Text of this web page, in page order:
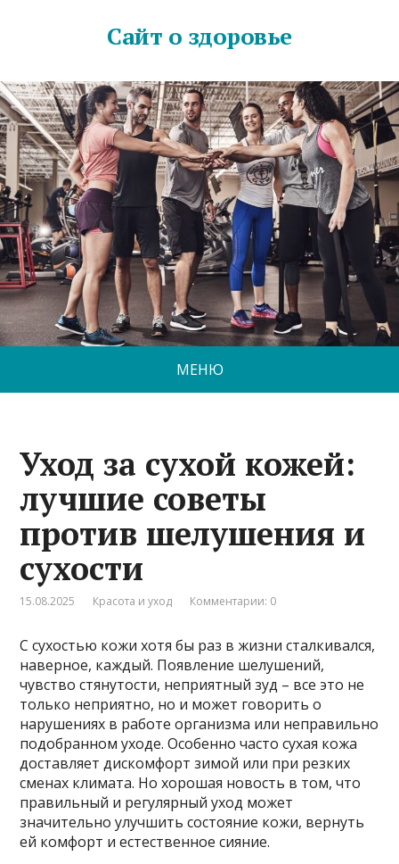
Сайт о здоровье
МЕНЮ
Уход за сухой кожей:
лучшие советы
против шелушения и
сухости
15.08.2025 Красота и уход Комментарии: 0
С сухостью кожи хотя бы раз в жизни сталкивался,
наверное, каждый. Появление шелушений,
чувство стянутости, неприятный зуд – все это не
только неприятно, но и может говорить о
нарушениях в работе организма или неправильно
подобранном уходе. Особенно часто сухая кожа
доставляет дискомфорт зимой или при резких
сменах климата. Но хорошая новость в том, что
правильный и регулярный уход может
значительно улучшить состояние кожи, вернуть
ей комфорт и естественное сияние.